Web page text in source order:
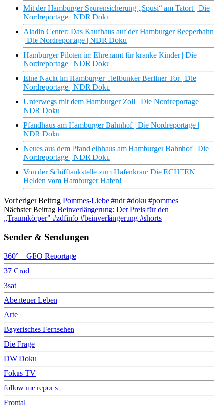
Mit der Hamburger Spurensicherung „Spusi“ am Tatort | Die
Nordreportage | NDR Doku
Aladin Center: Das Kaufhaus auf der Hamburger Reeperbahn
| Die Nordreportage | NDR Doku
Hamburger Piloten im Ehrenamt für kranke Kinder | Die
Nordreportage | NDR Doku
Eine Nacht im Hamburger Tiefbunker Berliner Tor | Die
Nordreportage | NDR Doku
Unterwegs mit dem Hamburger Zoll | Die Nordreportage |
NDR Doku
Pfandhaus am Hamburger Bahnhof | Die Nordreportage |
NDR Doku
Neues aus dem Pfandleihhaus am Hamburger Bahnhof | Die
Nordreportage | NDR Doku
Von der Schifftankstelle zum Hafenkran: Die ECHTEN
Helden vom Hamburger Hafen!
Vorheriger Beitrag Pommes-Liebe #ndr #doku #pommes
Nächster Beitrag Beinverlängerung: Der Preis für den
„Traumkörper" #zdfinfo #beinverlängerung #shorts
Sender & Sendungen
360° – GEO Reportage
37 Grad
3sat
Abenteuer Leben
Arte
Bayerisches Fernsehen
Die Frage
DW Doku
Fokus TV
follow me.reports
Frontal